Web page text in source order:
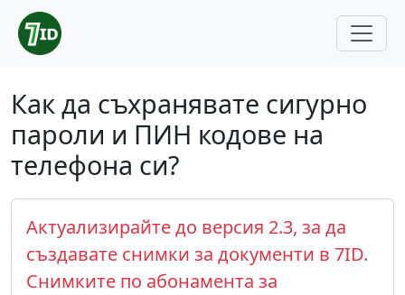
Как да съхранявате сигурно
пароли и ПИН кодове на
телефона си?
Актуализирайте до версия 2.3, за да
създавате снимки за документи в 7ID.
Снимките по абонамента за